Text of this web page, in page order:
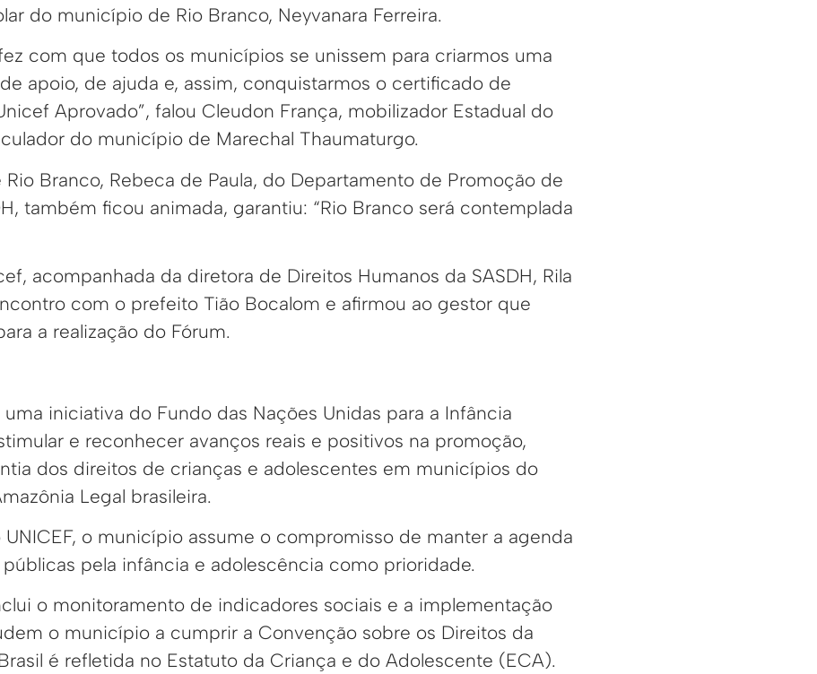
do município de Rio Branco, Neyvanara Ferreira.
com que todos os municípios se unissem para criarmos uma
apoio, de ajuda e, assim, conquistarmos o certificado de
Aprovado”, falou Cleudon França, mobilizador Estadual do
do município de Marechal Thaumaturgo.
Branco, Rebeca de Paula, do Departamento de Promoção de
também ficou animada, garantiu: “Rio Branco será contemplada
acompanhada da diretora de Direitos Humanos da SASDH, Rila
com o prefeito Tião Bocalom e afirmou ao gestor que
a realização do Fórum.
uma iniciativa do Fundo das Nações Unidas para a Infância
e reconhecer avanços reais e positivos na promoção,
dos direitos de crianças e adolescentes em municípios do
Legal brasileira.
UNICEF, o município assume o compromisso de manter a agenda
pela infância e adolescência como prioridade.
o monitoramento de indicadores sociais e a implementação
o município a cumprir a Convenção sobre os Direitos da
é refletida no Estatuto da Criança e do Adolescente (ECA).